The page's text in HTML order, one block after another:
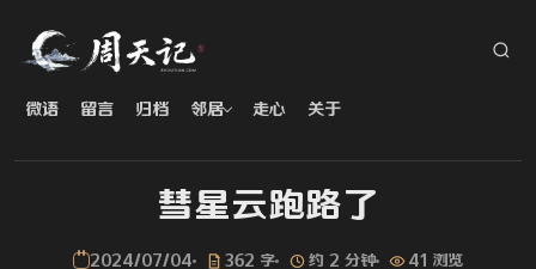
微语 留言 归档 邻居 走心 关于
彗星云跑路了
2024/07/04 362 字 约 2 分钟 41 浏览